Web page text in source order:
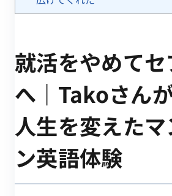
就活をやめて
へ｜Takoさんが
人生を変えた
ン英語体験